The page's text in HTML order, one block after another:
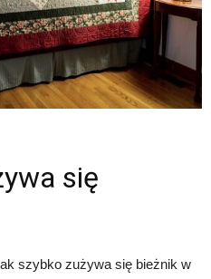
się
szybko zużywa się bieżnik w